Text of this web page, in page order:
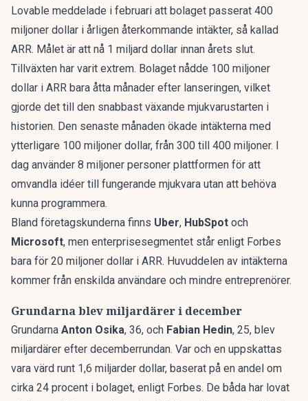
Lovable meddelade i februari att bolaget passerat 400
miljoner dollar i årligen återkommande intäkter, så kallad
ARR. Målet är att nå 1 miljard dollar innan årets slut.
Tillväxten har varit extrem. Bolaget nådde 100 miljoner
dollar i ARR bara åtta månader efter lanseringen, vilket
gjorde det till den snabbast växande mjukvarustarten i
historien. Den senaste månaden ökade intäkterna med
ytterligare 100 miljoner dollar, från 300 till 400 miljoner. I
dag använder 8 miljoner personer plattformen för att
omvandla idéer till fungerande mjukvara utan att behöva
kunna programmera.
Bland företagskunderna finns Uber, HubSpot och
Microsoft, men enterprisesegmentet står enligt Forbes
bara för 20 miljoner dollar i ARR. Huvuddelen av intäkterna
kommer från enskilda användare och mindre entreprenörer.
Grundarna blev miljardärer i december
Grundarna Anton Osika, 36, och Fabian Hedin, 25, blev
miljardärer efter decemberrundan. Var och en uppskattas
vara värd runt 1,6 miljarder dollar, baserat på en andel om
cirka 24 procent i bolaget, enligt Forbes. De båda har lovat